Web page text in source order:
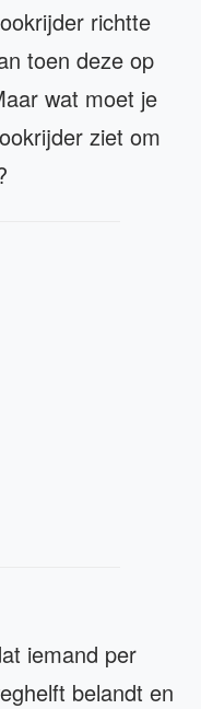
richtte
toen deze op
wat moet je
ziet om
iemand per
belandt en